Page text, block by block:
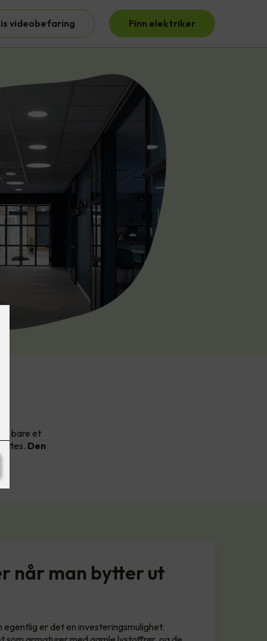
videobefaring Finn elektriker
bare et
Den
når man bytter ut
er det en investeringsmulighet.